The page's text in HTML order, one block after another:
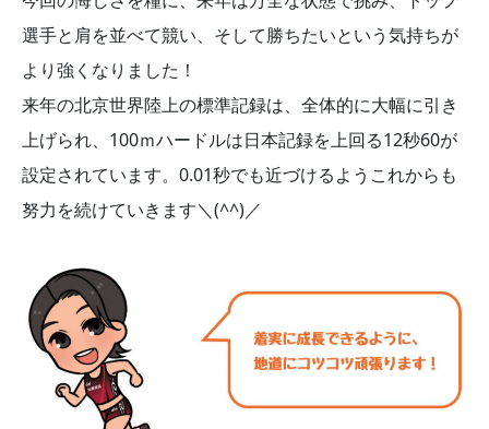
選手と肩を並べて競い、そして勝ちたいという気持ちが
より強くなりました！
来年の北京世界陸上の標準記録は、全体的に大幅に引き
上げられ、100ｍハードルは日本記録を上回る12秒60が
設定されています。0.01秒でも近づけるようこれからも
努力を続けていきます＼(^^)／